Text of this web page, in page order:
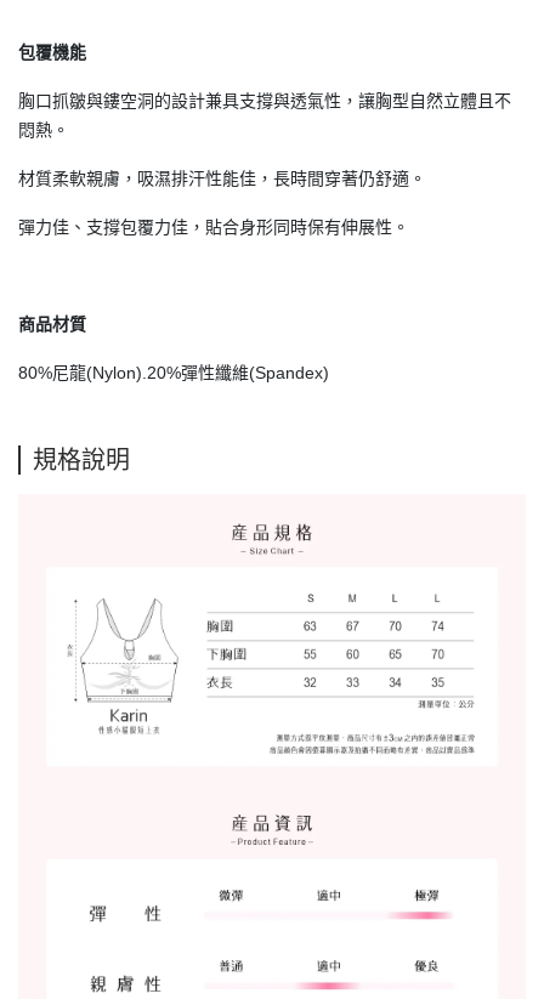
包覆機能
胸口抓皺與鏤空洞的設計兼具支撐與透氣性，讓胸型自然立體且不
悶熱。
材質柔軟親膚，吸濕排汗性能佳，長時間穿著仍舒適。
彈力佳、支撐包覆力佳，貼合身形同時保有伸展性。
商品材質
80%尼龍(Nylon).20%彈性纖維(Spandex)
規格說明